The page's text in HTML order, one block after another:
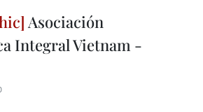
Asociación
Integral Vietnam -